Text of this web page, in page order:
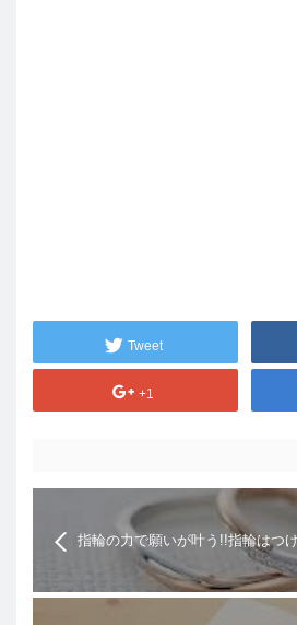
Tweet
+1
指輪の力で願いが叶う!!指輪はつ
ある